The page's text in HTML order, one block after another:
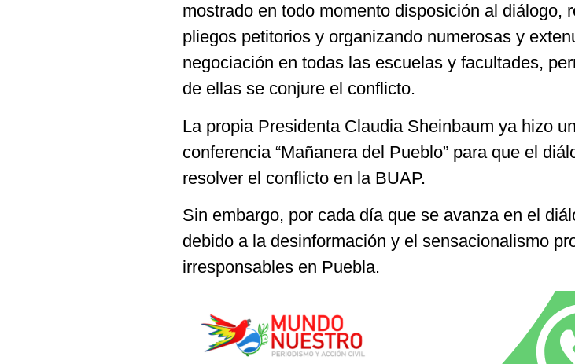
mostrado en todo momento disposición al diálogo,
pliegos petitorios y organizando numerosas y
negociación en todas las escuelas y facultades,
de ellas se conjure el conflicto.
La propia Presidenta Claudia Sheinbaum ya hizo
conferencia “Mañanera del Pueblo” para que el
resolver el conflicto en la BUAP.
Sin embargo, por cada día que se avanza en el
debido a la desinformación y el sensacionalismo
irresponsables en Puebla.